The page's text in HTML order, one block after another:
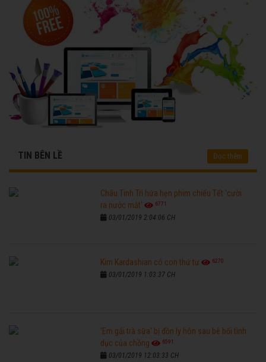
TIN BÊN LỀ Đọc thêm
Châu Tinh Trì hứa hẹn phim chiếu Tết 'cười
ra nước mắt'
6771
03/01/2019 2:04:06 CH
Kim Kardashian có con thứ tư 6270
03/01/2019 1:03:37 CH
'Em gái trà sữa' bị đồn ly hôn sau bê bối tình
dục của chồng
6591
03/01/2019 12:03:33 CH